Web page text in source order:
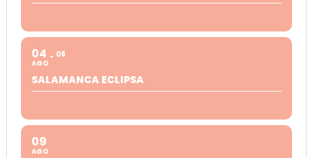
04
AGO
08
SALAMANCA ECLIPSA
09
AGO